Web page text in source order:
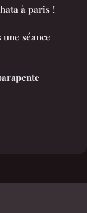
à paris !
séance